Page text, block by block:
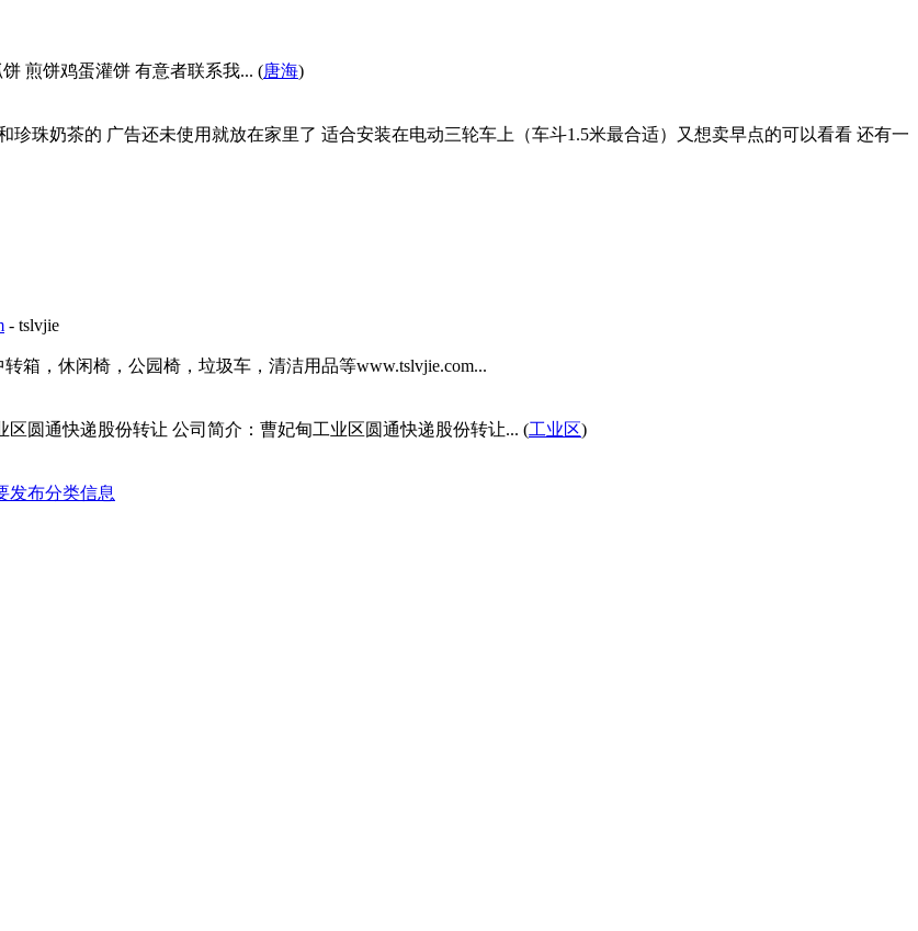
煎饼鸡蛋灌饼 有意者联系我... (唐海)
珠奶茶的 广告还未使用就放在家里了 适合安装在电动三轮车上（车斗1.5米最合适）又想卖早点的可以看看 还有一
- tslvjie
箱，休闲椅，公园椅，垃圾车，清洁用品等www.tslvjie.com...
圆通快递股份转让 公司简介：曹妃甸工业区圆通快递股份转让... (工业区)
发布分类信息